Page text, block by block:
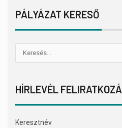
PÁLYÁZAT KERESŐ
HÍRLEVÉL
Keresztnév